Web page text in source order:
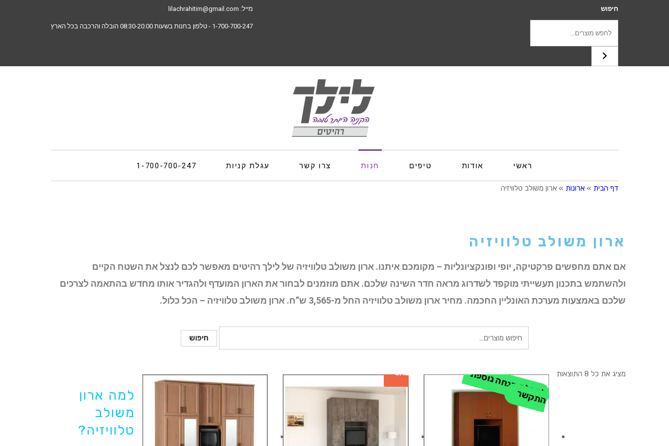
חיפוש מייל: lilachrahitim@gmail.com
1-700-700-247 - טלפון בחנות בשעות 08:30-20:00 הובלה והרכבה בכל הארץ
ראשי אודות טיפים חנות צרו קשר עגלת קניות 1-700-700-247
דף הבית » ארונות » ארון משולב טלוויזיה
ארון משולב טלוויזיה
אם אתם מחפשים פרקטיקה, יופי ופונקציונליות – מקומכם איתנו. ארון משולב טלוויזיה של לילך רהיטים מאפשר לכם לנצל את השטח הקיים
ולהשתמש בתכנון תעשייתי מוקפד לשדרוג מראה חדר השינה שלכם. אתם מוזמנים לבחור את הארון המועדף ולהגדיר אותו מחדש בהתאמה לצרכים
שלכם באמצעות מערכת האונליין החכמה. מחיר ארון משולב טלוויזיה החל מ-3,565 ש”ח. ארון משולב טלוויזיה – הכל כלול.
חיפוש
עבור:
חיפוש
מציג את כל 8 התוצאות
ל
ק
ב
ל
ת
ה
נ
ח
ה
נו
ס
פ
ת
-
ה
ת
ק
ש
ר
SALE
למה ארון
משולב
טלוויזיה?